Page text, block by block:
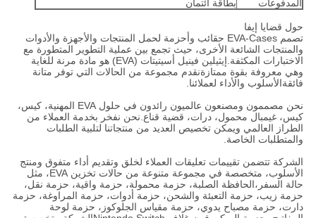
المدفوعات بطاقة ائتمان
حول قضايا إيفا
تصمم EVA-Cases حقائب وأحزمة لحمل المنتجات والأجهزة والأدوات
والمنتجات الشائعة الأخرى، حيث تجمع بين عملية التطوير المتطورة مع
الاختبارات المكثفة.إيثيلين فينيل أسيتيتات (EVA) هو مادة مرنة للغاية
وهي معروفة بقوة ممتازةنقدم مجموعة من الحالات التي توفر متانة
فائقةالأسلوب والأداء لعملائنا.
نحن مصممون ومصنعون عالميون رائدون في حلول EVA المهنية، كيس،
كيس، غيمبال محمول، درات، قضية قناع.نحن نفخر بخدمة العملاء من
الطراز العالمي ويمكن تخصيص العديد من منتجاتنا لتلبية الطلبات
والمتطلبات الخاصة.
الشركة تتضمن تقييمات تعليقات العملاء لخلق وتقديم أداء متفوق ومنتج
الأسلوب، متخصصة في مجموعة متنوعة من حالات تخزين EVA، مثل
حالة السفر،الحافظة الصلبة، حزمة محمولة، حزمة واقية، حزمة نقل،
حزمة زيب، حزمة التعبئة والشحن، حزمة أدوات، حزمة المراوغة، حزمة
دارت، حزمة مصباح يدوي، حزمة مقياس الجلوكوز، حزمة لوحة